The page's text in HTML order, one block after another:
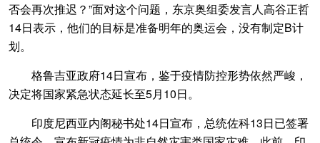
否会再次推迟？”面对这个问题，东京奥组委发言人高谷正哲
14日表示，他们的目标是准备明年的奥运会，没有制定B计
划。
格鲁吉亚政府14日宣布，鉴于疫情防控形势依然严峻，
决定将国家紧急状态延长至5月10日。
印度尼西亚内阁秘书处14日宣布，总统佐科13日已签署